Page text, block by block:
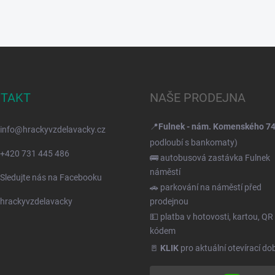
info@hrackyvzdelavacky.cz
+420 731 445 486
Sledujte nás na Facebooku
hrackyvzdelavacky
NAŠE PRODEJNA
📍Fulnek - nám. Komenského 74
podloubí s bankomaty)
🚌 autobusová zastávka Fulnek
náměstí
🚗 parkování na náměstí před
prodejnou
💵 platba v hotovosti, kartou, QR
kódem
🚪 KLIK pro aktuální otevírací